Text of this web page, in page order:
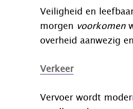
Veiligheid en
morgen voorkomen
overheid aanwezig
Verkeer
Vervoer wordt